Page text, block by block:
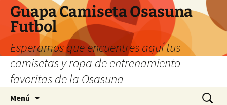
Guapa Camiseta Osasuna
Futbol
Esperamos que encuentres aquí tus
camisetas y ropa de entrenamiento
favoritas de la Osasuna
Menú Buscar: